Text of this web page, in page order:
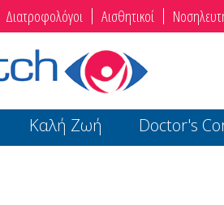
Διατροφολόγοι Αισθητικοί
Καλή Ζωή Doctor's